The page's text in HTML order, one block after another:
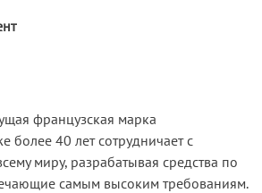
французская марка
более 40 лет сотрудничает c
миру, разрабатывая средства по
самым высоким требованиям.